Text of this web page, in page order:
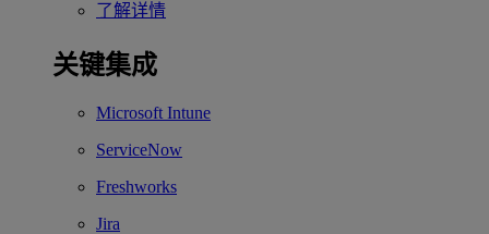
了解详情
关键集成
Microsoft Intune
ServiceNow
Freshworks
Jira